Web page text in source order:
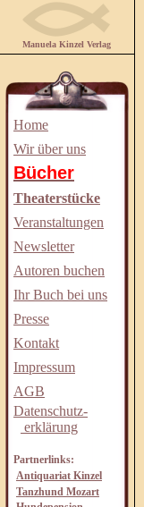
Manuela Kinzel Verlag
Home
Wir über uns
Bücher
Theaterstücke
Veranstaltungen
Newsletter
Autoren buchen
Ihr Buch bei uns
Presse
Kontakt
Impressum
AGB
Datenschutz-
erklärung
Partnerlinks:
Antiquariat Kinzel
Tanzhund Mozart